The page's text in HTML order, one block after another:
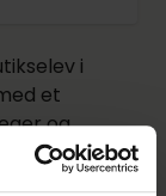
i
et
og
og klar
med start i